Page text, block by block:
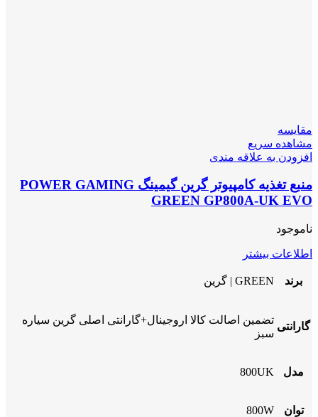
مقایسه
مشاهده سریع
افزودن به علاقه مندی
منبع تغذیه کامپیوتر گرین گیمینگ POWER GAMING
GREEN GP800A-UK EVO
ناموجود
اطلاعات بیشتر
برند GREEN | گرین
گارانتی
تضمین اصالت کالا اروجینال+گارانتی اصلی گرین سیاره
سبز
مدل 800UK
توان 800W